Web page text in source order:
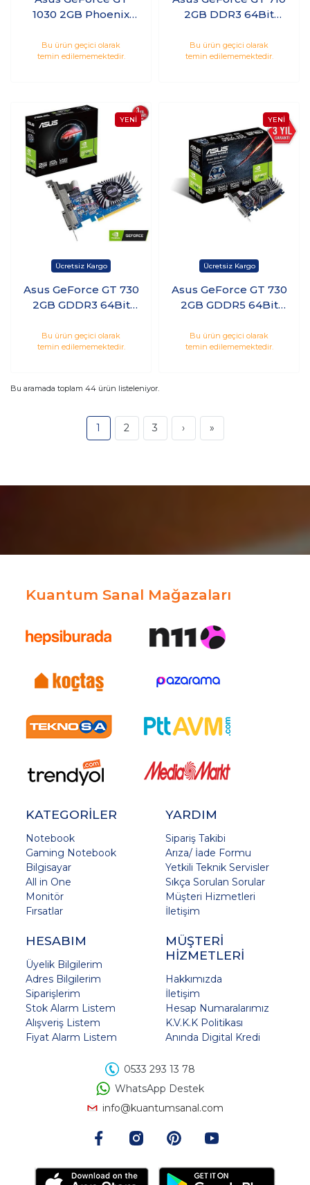
1030 2GB Phoenix
Nvidia Ekran Kartı
Bu ürün geçici olarak
temin edilememektedir.
2GB DDR3 64Bit
GT710-SL-2GD3-BRK-
EVO
Bu ürün geçici olarak
temin edilememektedir.
Asus GeForce GT 730
2GB GDDR3 64Bit
Bu ürün geçici olarak
temin edilememektedir.
Asus GeForce GT 730
2GB GDDR5 64Bit
Bu ürün geçici olarak
temin edilememektedir.
Bu aramada toplam 44 ürün listeleniyor.
1 2 3 › »
Kuantum Sanal Mağazaları
KATEGORİLER
Notebook
Gaming Notebook
Bilgisayar
All in One
Monitör
Fırsatlar
YARDIM
Sipariş Takibi
Arıza/ İade Formu
Yetkili Teknik Servisler
Sıkça Sorulan Sorular
Müşteri Hizmetleri
İletişim
HESABIM
Üyelik Bilgilerim
Adres Bilgilerim
Siparişlerim
Stok Alarm Listem
Alışveriş Listem
Fiyat Alarm Listem
MÜŞTERİ
HİZMETLERİ
Hakkımızda
İletişim
Hesap Numaralarımız
K.V.K.K Politikası
Anında Digital Kredi
0533 293 13 78
WhatsApp Destek
info@kuantumsanal.com